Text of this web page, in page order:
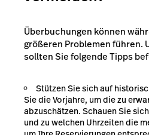
Überbuchungen können
größeren Problemen führen.
sollten Sie folgende Tipps
Stützen Sie sich auf
Sie die Vorjahre, um die zu
abzuschätzen. Schauen Sie
und zu welchen Uhrzeiten die